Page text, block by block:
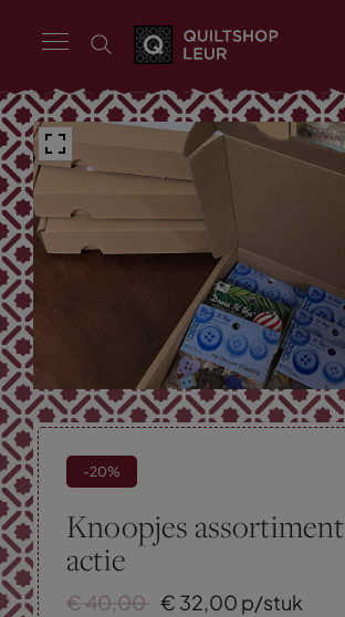
-20%
Knoopjes assortiment
actie
€ 40,00 € 32,00 p/stuk